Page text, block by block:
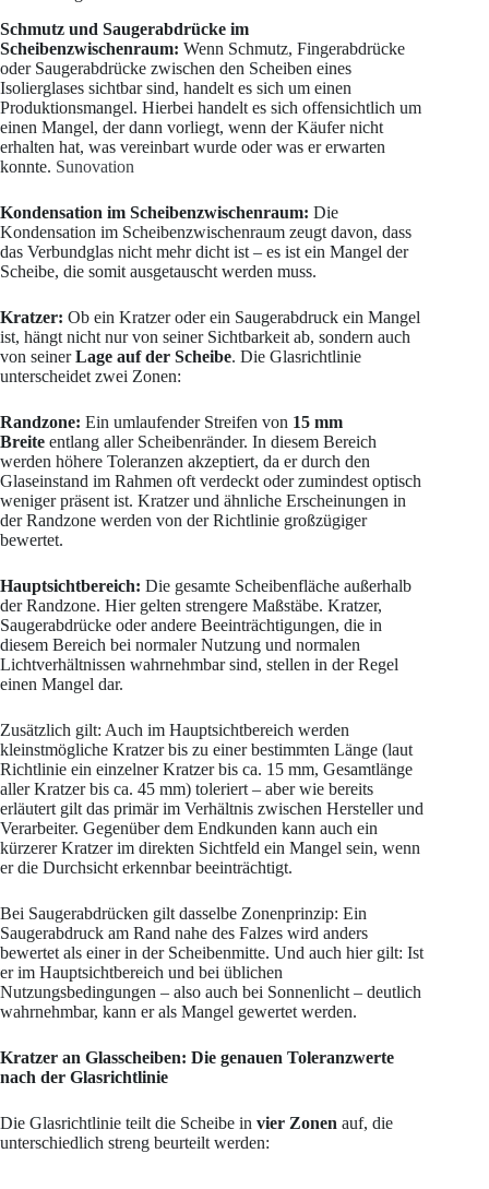
Schmutz und Saugerabdrücke im
Scheibenzwischenraum: Wenn Schmutz, Fingerabdrücke
oder Saugerabdrücke zwischen den Scheiben eines
Isolierglases sichtbar sind, handelt es sich um einen
Produktionsmangel. Hierbei handelt es sich offensichtlich um
einen Mangel, der dann vorliegt, wenn der Käufer nicht
erhalten hat, was vereinbart wurde oder was er erwarten
konnte. Sunovation
Kondensation im Scheibenzwischenraum: Die
Kondensation im Scheibenzwischenraum zeugt davon, dass
das Verbundglas nicht mehr dicht ist – es ist ein Mangel der
Scheibe, die somit ausgetauscht werden muss.
Kratzer: Ob ein Kratzer oder ein Saugerabdruck ein Mangel
ist, hängt nicht nur von seiner Sichtbarkeit ab, sondern auch
von seinerLage auf der Scheibe. Die Glasrichtlinie
unterscheidet zwei Zonen:
Randzone: Ein umlaufender Streifen von 15 mm
Breite entlang aller Scheibenränder. In diesem Bereich
werden höhere Toleranzen akzeptiert, da er durch den
Glaseinstand im Rahmen oft verdeckt oder zumindest optisch
weniger präsent ist. Kratzer und ähnliche Erscheinungen in
der Randzone werden von der Richtlinie großzügiger
bewertet.
Hauptsichtbereich: Die gesamte Scheibenfläche außerhalb
der Randzone. Hier gelten strengere Maßstäbe. Kratzer,
Saugerabdrücke oder andere Beeinträchtigungen, die in
diesem Bereich bei normaler Nutzung und normalen
Lichtverhältnissen wahrnehmbar sind, stellen in der Regel
einen Mangel dar.
Zusätzlich gilt: Auch im Hauptsichtbereich werden
kleinstmögliche Kratzer bis zu einer bestimmten Länge (laut
Richtlinie ein einzelner Kratzer bis ca. 15 mm, Gesamtlänge
aller Kratzer bis ca. 45 mm) toleriert – aber wie bereits
erläutert gilt das primär im Verhältnis zwischen Hersteller und
Verarbeiter. Gegenüber dem Endkunden kann auch ein
kürzerer Kratzer im direkten Sichtfeld ein Mangel sein, wenn
er die Durchsicht erkennbar beeinträchtigt.
Bei Saugerabdrücken gilt dasselbe Zonenprinzip: Ein
Saugerabdruck am Rand nahe des Falzes wird anders
bewertet als einer in der Scheibenmitte. Und auch hier gilt: Ist
er im Hauptsichtbereich und bei üblichen
Nutzungsbedingungen – also auch bei Sonnenlicht – deutlich
wahrnehmbar, kann er als Mangel gewertet werden.
Kratzer an Glasscheiben: Die genauen Toleranzwerte
nach der Glasrichtlinie
Die Glasrichtlinie teilt die Scheibe in vier Zonen auf, die
unterschiedlich streng beurteilt werden: